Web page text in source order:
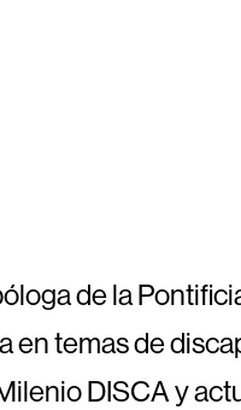
de la
temas de
DISCA y